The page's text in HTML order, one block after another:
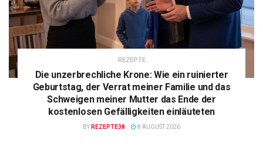
REZEPTE
Die unzerbrechliche Krone: Wie ein ruinierter
Geburtstag, der Verrat meiner Familie und das
Schweigen meiner Mutter das Ende der
kostenlosen Gefälligkeiten einläuteten
BY REZEPTE38 8 AUGUST 2026